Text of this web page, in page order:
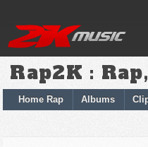
Rap2K :
Home Rap Albums